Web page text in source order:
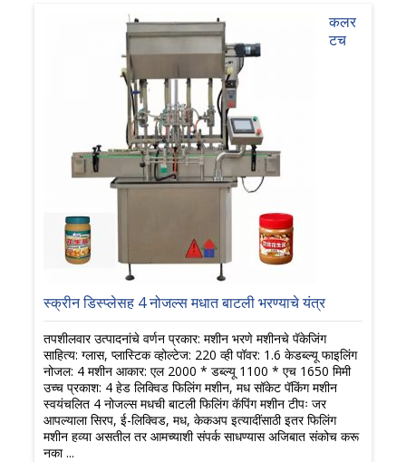
कलर
टच
स्क्रीन डिस्प्लेसह 4 नोजल्स मधात बाटली भरण्याचे यंत्र
तपशीलवार उत्पादनांचे वर्णन प्रकार: मशीन भरणे मशीनचे पॅकेजिंग
साहित्य: ग्लास, प्लास्टिक व्होल्टेज: 220 व्ही पॉवर: 1.6 केडब्ल्यू फाइलिंग
नोजल: 4 मशीन आकार: एल 2000 * डब्ल्यू 1100 * एच 1650 मिमी
उच्च प्रकाश: 4 हेड लिक्विड फिलिंग मशीन, मध सॉकेट पॅकिंग मशीन
स्वयंचलित 4 नोजल्स मधची बाटली फिलिंग कॅपिंग मशीन टीपः जर
आपल्याला सिरप, ई-लिक्विड, मध, केकअप इत्यादींसाठी इतर फिलिंग
मशीन हव्या असतील तर आमच्याशी संपर्क साधण्यास अजिबात संकोच करू
नका ...